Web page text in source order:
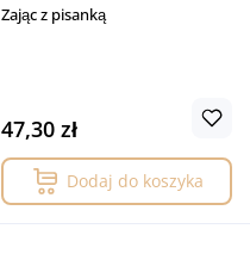
Zając z pisanką
47,30 zł
Dodaj do koszyka